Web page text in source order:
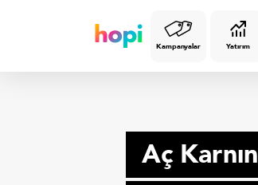
Kampanyalar Yatırım
Aç